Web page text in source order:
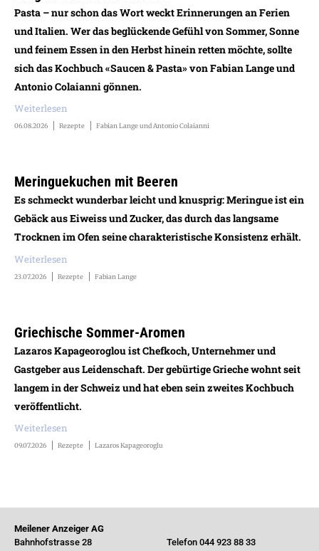
Pasta – nur schon das Wort weckt Erinnerungen an Ferien
und Italien. Wer das beglückende Gefühl von Sommer, Sonne
und feinem Essen in den Herbst hinein retten möchte, sollte
sich das Kochbuch «Saucen & Pasta» von Fabian Lange und
Antonio Colaianni gönnen.
Weiterlesen
06.08.2026 Rezepte Fabian Lange und Antonio Colaianni
Meringuekuchen mit Beeren
Es schmeckt wunderbar leicht und knusprig: Meringue ist ein
Gebäck aus Eiweiss und Zucker, das durch das langsame
Trocknen im Ofen seine charakteristische Konsistenz erhält.
Weiterlesen
23.07.2026 Rezepte Fabian Lange
Griechische Sommer-Aromen
Lazaros Kapageoroglou ist Chefkoch, Unternehmer und
Gastgeber aus Leidenschaft. Der gebürtige Grieche wohnt seit
langem in der Schweiz und hat eben sein zweites Kochbuch
veröffentlicht.
Weiterlesen
09.07.2026 Rezepte Lazaros Kapageoroglu
Meilener Anzeiger AG
Bahnhofstrasse 28
Telefon 044 923 88 33